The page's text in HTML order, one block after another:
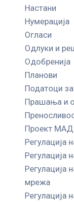
Настани
Нумерација
Огласи
Одлуки и
Одобренија
Планови
Податоци
Прашања и
Проект
Регулација
Регулација
Регулација
мрежа
Регулација